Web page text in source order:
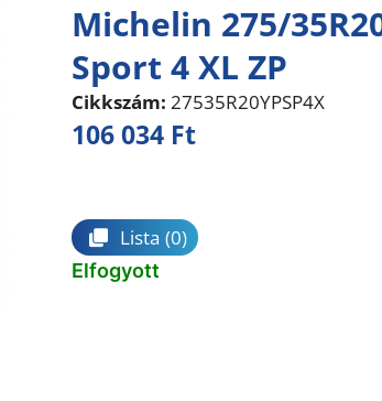
Michelin 275/
Sport 4 XL ZP
Cikkszám: 27535R20YPSP4X
106 034 Ft
Lista (0)
Elfogyott